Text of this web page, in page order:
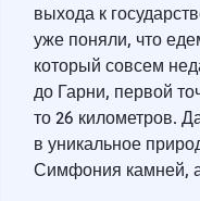
выхода к
уже поняли, что
который совсем
до Гарни, первой
то 26 километров.
в уникальное
Симфония камней,